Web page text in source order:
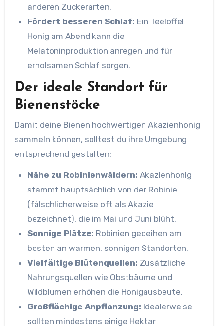
anderen Zuckerarten.
Fördert besseren Schlaf: Ein Teelöffel
Honig am Abend kann die
Melatoninproduktion anregen und für
erholsamen Schlaf sorgen.
Der ideale Standort für
Bienenstöcke
Damit deine Bienen hochwertigen Akazienhonig
sammeln können, solltest du ihre Umgebung
entsprechend gestalten:
Nähe zu Robinienwäldern: Akazienhonig
stammt hauptsächlich von der Robinie
(fälschlicherweise oft als Akazie
bezeichnet), die im Mai und Juni blüht.
Sonnige Plätze: Robinien gedeihen am
besten an warmen, sonnigen Standorten.
Vielfältige Blütenquellen: Zusätzliche
Nahrungsquellen wie Obstbäume und
Wildblumen erhöhen die Honigausbeute.
Großflächige Anpflanzung: Idealerweise
sollten mindestens einige Hektar